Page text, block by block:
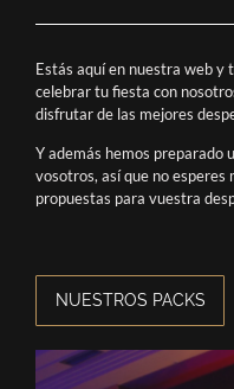
Estás aquí en nuestra web y
celebrar tu fiesta con
disfrutar de las mejores
Y además hemos preparado
vosotros, así que no esperes
propuestas para vuestra
NUESTROS PACKS